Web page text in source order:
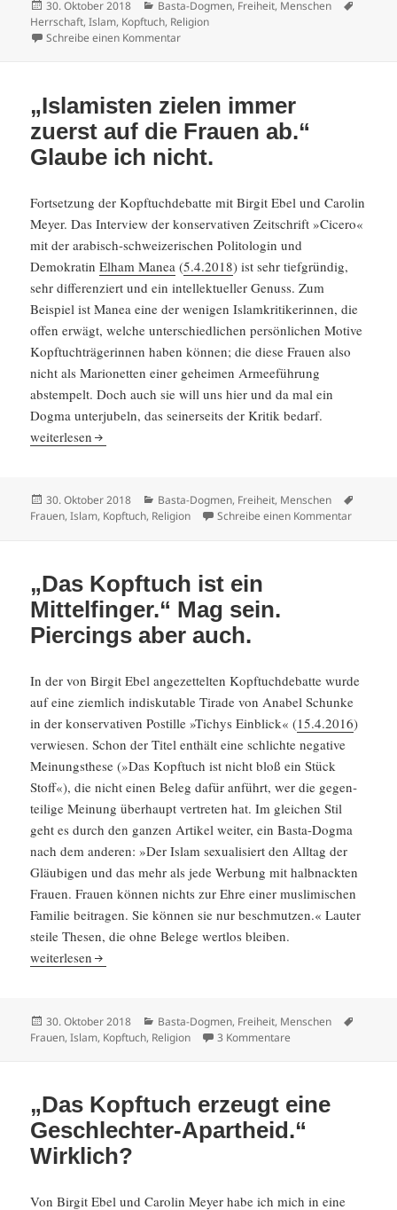
Veröffentlicht
am
30. Oktober 2018 Kategorien
Basta-Dogmen, Freiheit, Menschen
Herrschaft,Islam, Kopftuch, Religion
Schreibe einen Kommentarzu „Der politische Islam strebt nach der
„Islamisten zielen immer
zuerst auf die Frauen ab.“
Glaube ich nicht.
Fortset­zung der Kopftuch­de­batte mit Birgit Ebel und Carolin
Meyer. Das Inter­view der konser­va­tiven Zeitschrift »Cicero«
mit der arabisch-schwei­ze­ri­schen Polito­login und
DemokratinElham Manea (5.4.2018) ist sehr tiefgründig,
sehr diffe­ren­ziert und ein intel­lek­tu­eller Genuss. Zum
Beispiel ist Manea eine der wenigen Islam­kri­ti­ke­rinnen, die
offen erwägt, welche unter­schied­li­chen persön­li­chen Motive
Kopftuch­trägerinnen haben können; die diese Frauen also
nicht als Mario­netten einer geheimen Armee­füh­rung
abstem­pelt. Doch auch sie will uns hier und da mal ein
Dogma unter­ju­beln, das seiner­seits der Kritik bedarf.
„Islamisten zielen immer zuerst auf die Frauen ab.“ Glaube ich
weiter­lesen
Veröffentlicht
am
30. Oktober 2018 Kategorien
Basta-Dogmen, Freiheit, Menschen
Frauen,Islam, Kopftuch, Religion Schreibe einen Kommentarzu
„Das Kopftuch ist ein
Mittelfinger.“ Mag sein.
Piercings aber auch.
In der von Birgit Ebel angezet­telten Kopftuch­de­batte wurde
auf eine ziemlich indis­ku­table Tirade von Anabel Schunke
in der konser­va­tiven Postille »Tichys Einblick« (15.4.2016)
verwiesen. Schon der Titel enthält eine schlichte negative
Meinungs­these (»Das Kopftuch ist nicht bloß ein Stück
Stoff«), die nicht einen Beleg dafür anführt, wer die gegen­
tei­lige Meinung überhaupt vertreten hat. Im gleichen Stil
geht es durch den ganzen Artikel weiter, ein Basta-Dogma
nach dem anderen: »Der Islam sexua­li­siert den Alltag der
Gläubigen und das mehr als jede Werbung mit halbnackten
Frauen. Frauen können nichts zur Ehre einer musli­mi­schen
Familie beitragen. Sie können sie nur beschmutzen.« Lauter
steile Thesen, die ohne Belege wertlos bleiben.
„Das Kopftuch ist ein Mittel­finger.“ Mag sein. Piercings aber
weiter­lesen
Veröffentlicht
am
30. Oktober 2018 Kategorien
Basta-Dogmen, Freiheit, Menschen
Frauen,Islam, Kopftuch, Religion 3 Kommentare
„Das Kopftuch erzeugt eine
Geschlechter-Apartheid.“
Wirklich?
VonBirgit Ebel und Carolin Meyer habe ich mich in eine